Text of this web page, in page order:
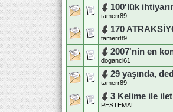
100'lük
tamerr89
170
tamerr89
2007'nin en
doganci61
29 yaşında,
tamerr89
3 Kelime ile
PESTEMAL